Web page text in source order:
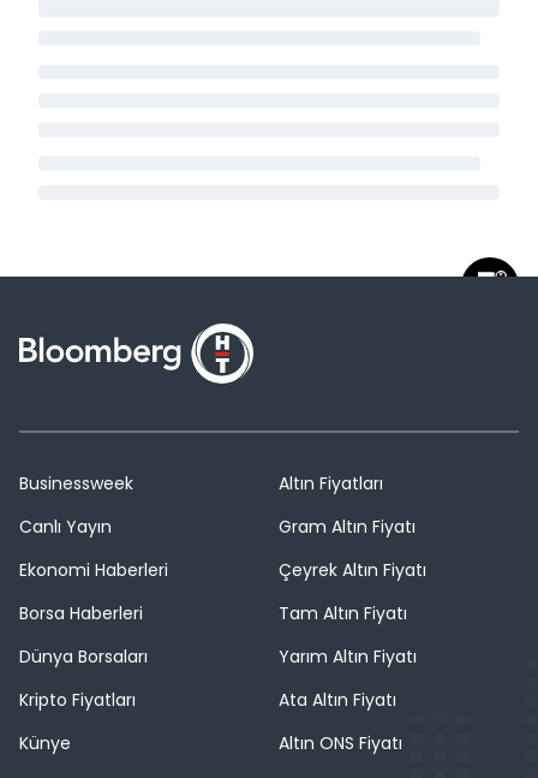
Businessweek
Canlı Yayın
Ekonomi Haberleri
Borsa Haberleri
Dünya Borsaları
Kripto Fiyatları
Künye
Altın Fiyatları
Gram Altın Fiyatı
Çeyrek Altın Fiyatı
Tam Altın Fiyatı
Yarım Altın Fiyatı
Ata Altın Fiyatı
Altın ONS Fiyatı